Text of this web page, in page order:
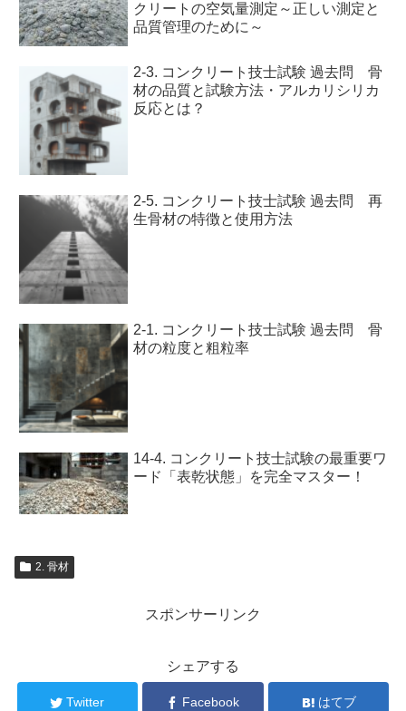
クリートの空気量測定～正しい測定と
品質管理のために～
2-3. コンクリート技士試験 過去問 骨
材の品質と試験方法・アルカリシリカ
反応とは？
2-5. コンクリート技士試験 過去問 再
生骨材の特徴と使用方法
2-1. コンクリート技士試験 過去問 骨
材の粒度と粗粒率
14-4. コンクリート技士試験の最重要ワ
ード「表乾状態」を完全マスター！
2. 骨材
スポンサーリンク
シェアする
Twitter Facebook はてブ